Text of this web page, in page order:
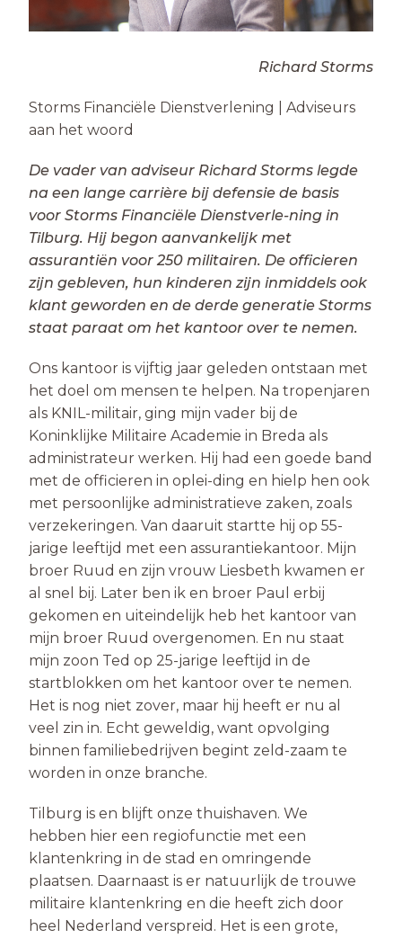
Richard Storms
Storms Financiële Dienstverlening | Adviseurs
aan het woord
De vader van adviseur Richard Storms legde
na een lange carrière bij defensie de basis
voor Storms Financiële Dienstverle-ning in
Tilburg. Hij begon aanvankelijk met
assurantiën voor 250 militairen. De officieren
zijn gebleven, hun kinderen zijn inmiddels ook
klant geworden en de derde generatie Storms
staat paraat om het kantoor over te nemen.
Ons kantoor is vijftig jaar geleden ontstaan met
het doel om mensen te helpen. Na tropenjaren
als KNIL-militair, ging mijn vader bij de
Koninklijke Militaire Academie in Breda als
administrateur werken. Hij had een goede band
met de officieren in oplei-ding en hielp hen ook
met persoonlijke administratieve zaken, zoals
verzekeringen. Van daaruit startte hij op 55-
jarige leeftijd met een assurantiekantoor. Mijn
broer Ruud en zijn vrouw Liesbeth kwamen er
al snel bij. Later ben ik en broer Paul erbij
gekomen en uiteindelijk heb het kantoor van
mijn broer Ruud overgenomen. En nu staat
mijn zoon Ted op 25-jarige leeftijd in de
startblokken om het kantoor over te nemen.
Het is nog niet zover, maar hij heeft er nu al
veel zin in. Echt geweldig, want opvolging
binnen familiebedrijven begint zeld-zaam te
worden in onze branche.
Tilburg is en blijft onze thuishaven. We
hebben hier een regiofunctie met een
klantenkring in de stad en omringende
plaatsen. Daarnaast is er natuurlijk de trouwe
militaire klantenkring en die heeft zich door
heel Nederland verspreid. Het is een grote,